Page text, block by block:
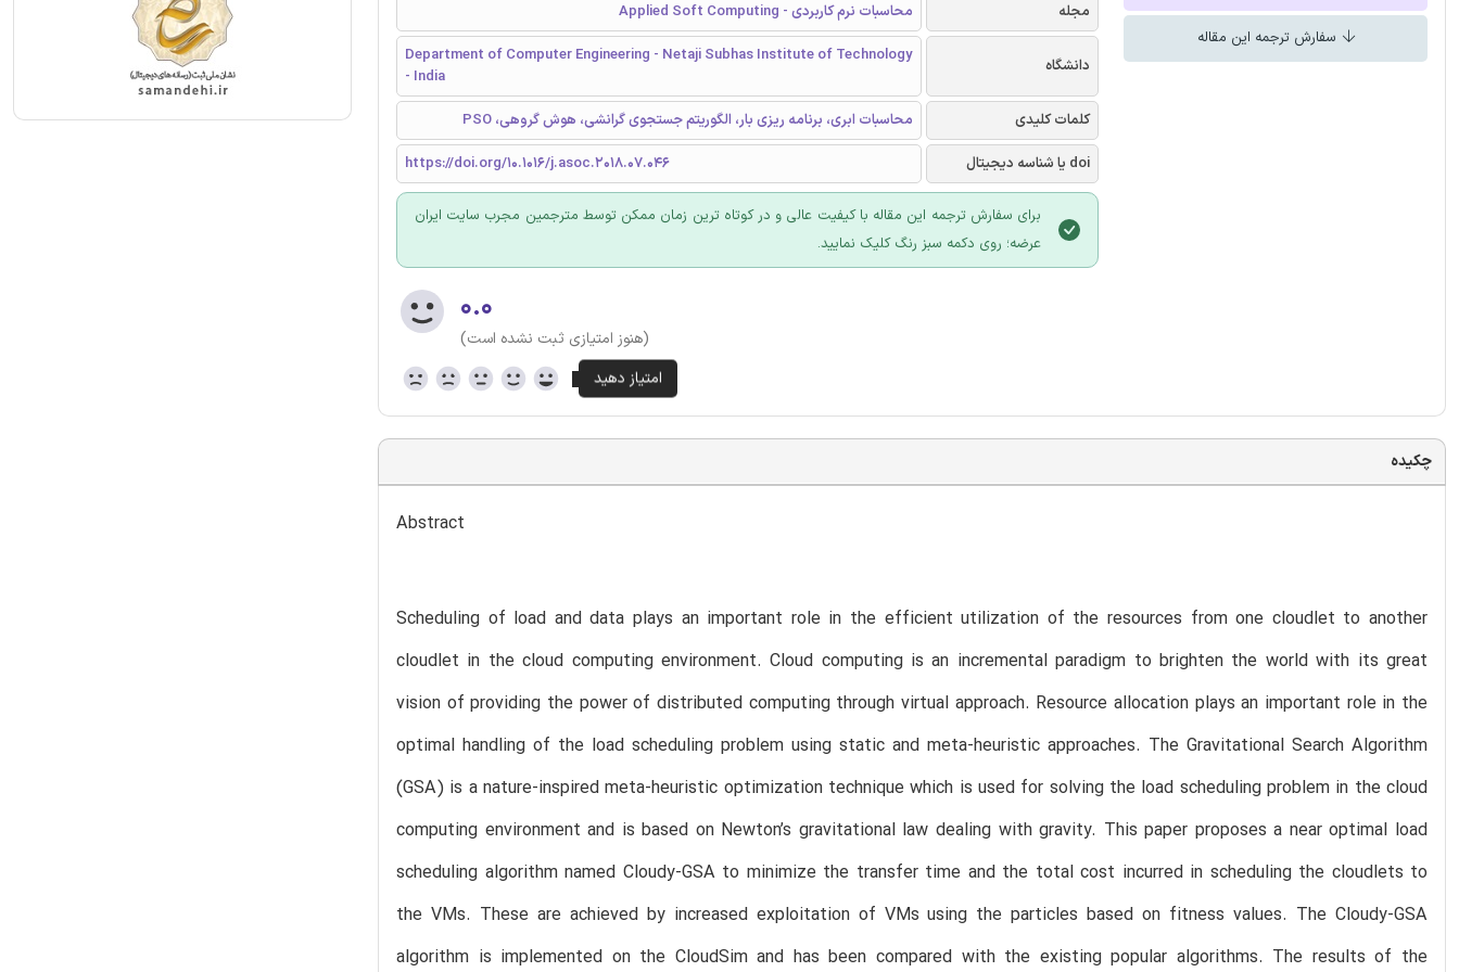
سفارش ترجمه این مقاله
مجله محاسبات نرم کاربردی - Applied Soft Computing
دانشگاه
Department of Computer Engineering - Netaji Subhas Institute of Technology
- India
کلمات کلیدی
محاسبات ابری، برنامه ریزی بار، الگوریتم جستجوی گرانشی، هوش گروهی، PSO
doi یا شناسه دیجیتال
https://doi.org/10.1016/j.asoc.2018.07.046
برای سفارش ترجمه این مقاله با کیفیت عالی و در کوتاه ترین زمان ممکن توسط مترجمین مجرب سایت ایران
عرضه؛ روی دکمه سبز رنگ کلیک نمایید.
۰.۰
(هنوز امتیازی ثبت نشده است)
چکیده
Abstract
Scheduling of load and data plays an important role in the efficient utilization of the resources from one cloudlet to another
cloudlet in the cloud computing environment. Cloud computing is an incremental paradigm to brighten the world with its great
vision of providing the power of distributed computing through virtual approach. Resource allocation plays an important role in the
optimal handling of the load scheduling problem using static and meta-heuristic approaches. The Gravitational Search Algorithm
(GSA) is a nature-inspired meta-heuristic optimization technique which is used for solving the load scheduling problem in the cloud
computing environment and is based on Newton’s gravitational law dealing with gravity. This paper proposes a near optimal load
scheduling algorithm named Cloudy-GSA to minimize the transfer time and the total cost incurred in scheduling the cloudlets to
the VMs. These are achieved by increased exploitation of VMs using the particles based on fitness values. The Cloudy-GSA
algorithm is implemented on the CloudSim and has been compared with the existing popular algorithms. The results of the